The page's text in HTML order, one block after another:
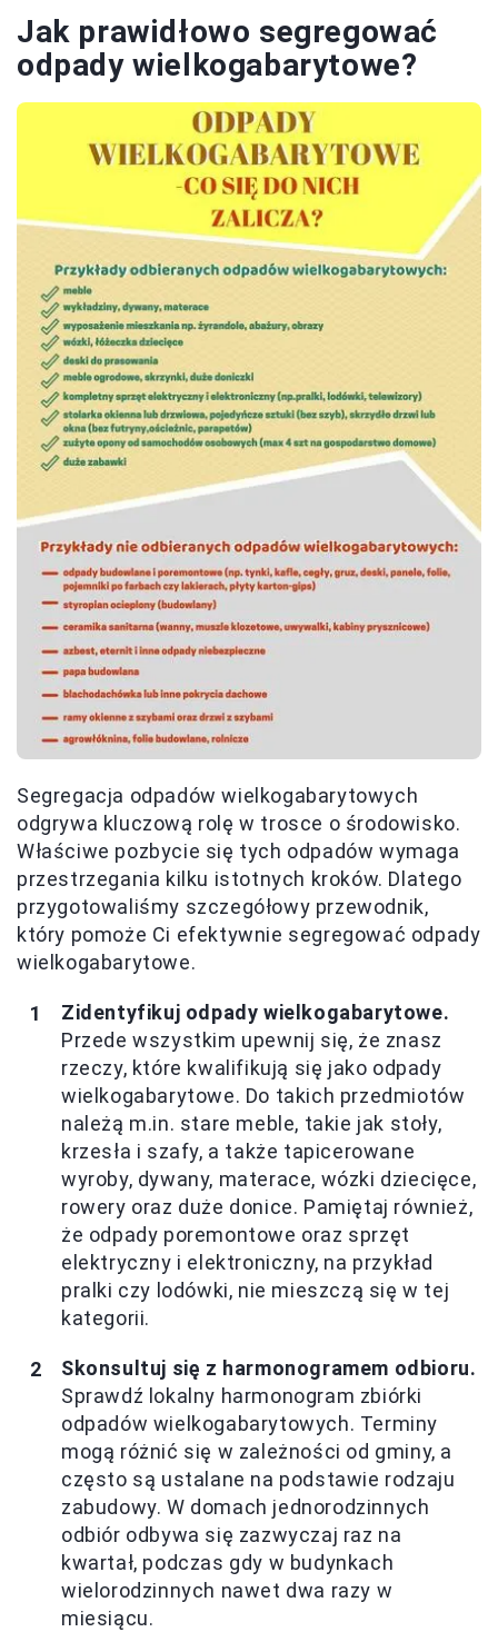
Jak prawidłowo segregować
odpady wielkogabarytowe?
Segregacja odpadów wielkogabarytowych
odgrywa kluczową rolę w trosce o środowisko.
Właściwe pozbycie się tych odpadów wymaga
przestrzegania kilku istotnych kroków. Dlatego
przygotowaliśmy szczegółowy przewodnik,
który pomoże Ci efektywnie segregować odpady
wielkogabarytowe.
Zidentyfikuj odpady wielkogabarytowe.
Przede wszystkim upewnij się, że znasz
rzeczy, które kwalifikują się jako odpady
wielkogabarytowe. Do takich przedmiotów
należą m.in. stare meble, takie jak stoły,
krzesła i szafy, a także tapicerowane
wyroby, dywany, materace, wózki dziecięce,
rowery oraz duże donice. Pamiętaj również,
że odpady poremontowe oraz sprzęt
elektryczny i elektroniczny, na przykład
pralki czy lodówki, nie mieszczą się w tej
kategorii.
Skonsultuj się z harmonogramem odbioru.
Sprawdź lokalny harmonogram zbiórki
odpadów wielkogabarytowych. Terminy
mogą różnić się w zależności od gminy, a
często są ustalane na podstawie rodzaju
zabudowy. W domach jednorodzinnych
odbiór odbywa się zazwyczaj raz na
kwartał, podczas gdy w budynkach
wielorodzinnych nawet dwa razy w
miesiącu.